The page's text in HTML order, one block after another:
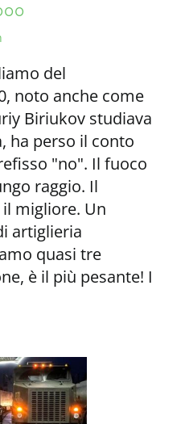
del
noto anche come
Biriukov studiava
ha perso il conto
"no". Il fuoco
raggio. Il
migliore. Un
artiglieria
quasi tre
è il più pesante! І